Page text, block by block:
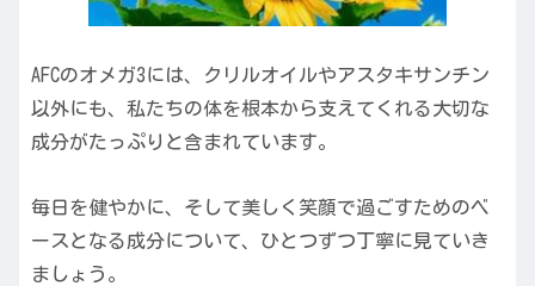
AFCのオメガ3には、クリルオイルやアスタキサンチン
以外にも、私たちの体を根本から支えてくれる大切な
成分がたっぷりと含まれています。
毎日を健やかに、そして美しく笑顔で過ごすためのベ
ースとなる成分について、ひとつずつ丁寧に見ていき
ましょう。